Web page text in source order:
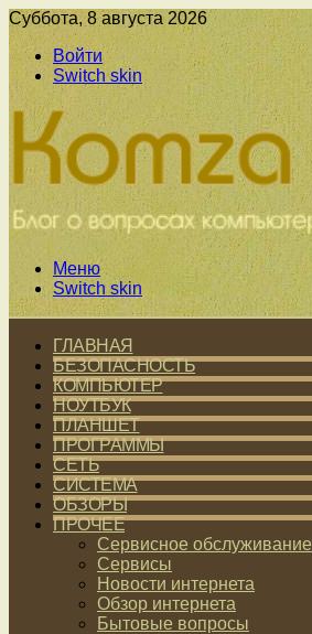
Суббота, 8 августа 2026
Войти
Switch skin
Меню
Switch skin
ГЛАВНАЯ
БЕЗОПАСНОСТЬ
КОМПЬЮТЕР
НОУТБУК
ПЛАНШЕТ
ПРОГРАММЫ
СЕТЬ
СИСТЕМА
ОБЗОРЫ
ПРОЧЕЕ
Сервисное обслуживание
Сервисы
Новости интернета
Обзор интернета
Бытовые вопросы